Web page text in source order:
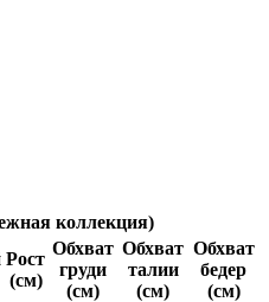
коллекция)
Рост
(см)
Обхват
груди
(см)
Обхват
талии
(см)
Обхват
бедер
(см)